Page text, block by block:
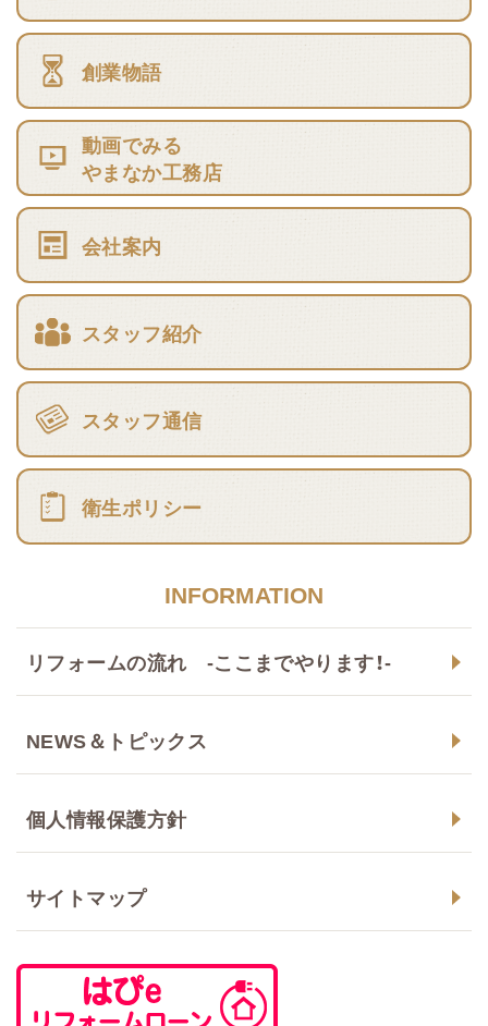
創業物語
動画でみる
やまなか工務店
会社案内
スタッフ紹介
スタッフ通信
衛生ポリシー
INFORMATION
リフォームの流れ -ここまでやります！-
NEWS＆トピックス
個人情報保護方針
サイトマップ